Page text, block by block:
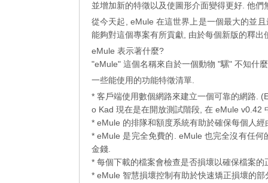
並增加新的特徵以及使圖形介面變得更好. 他
從今天起, eMule 在這世界上是一個最大的並
能夠對這個專案有所貢獻, 由於每個新版的釋出
eMule 表示著什麼?
"eMule" 這個名稱來自於一個動物 "騾" 不知什
一些能使用的功能特徵清單.
* 客戶端使用數個網路來建立一個可靠的網路.
o Kad 現在是在開放測試階段, 在 eMule v0.42
* eMule 的排隊和額度系統有助於確保每個人
* eMule 是完全免費的. eMule 也完全沒有任
金錢.
* 每個下載的檔案會檢查是否損壞以確保檔案的
* eMule 智慧損壞控制有助於快速矯正損壞的部